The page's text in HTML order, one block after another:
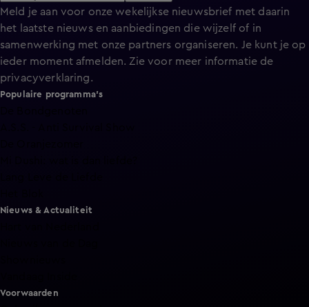
Meld je aan voor onze wekelijkse nieuwsbrief met daarin
het laatste nieuws en aanbiedingen die wijzelf of in
samenwerking met onze partners organiseren. Je kunt je op
ieder moment afmelden. Zie voor meer informatie de
privacyverklaring.
Populaire programma's
Nieuws & Actualiteit
Voorwaarden